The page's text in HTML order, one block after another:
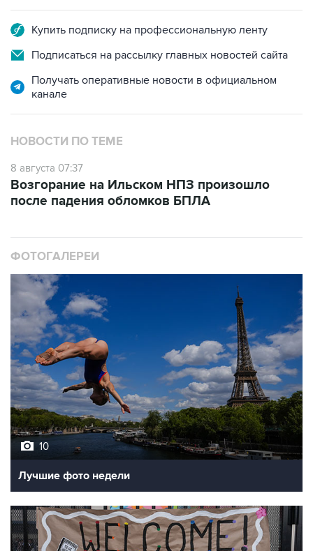
Подписаться на рассылку главных новостей сайта
Получать оперативные новости в официальном
НОВОСТИ ПО ТЕМЕ
8 августа 07:37
после падения обломков БПЛА
10
Лучшие фото недели